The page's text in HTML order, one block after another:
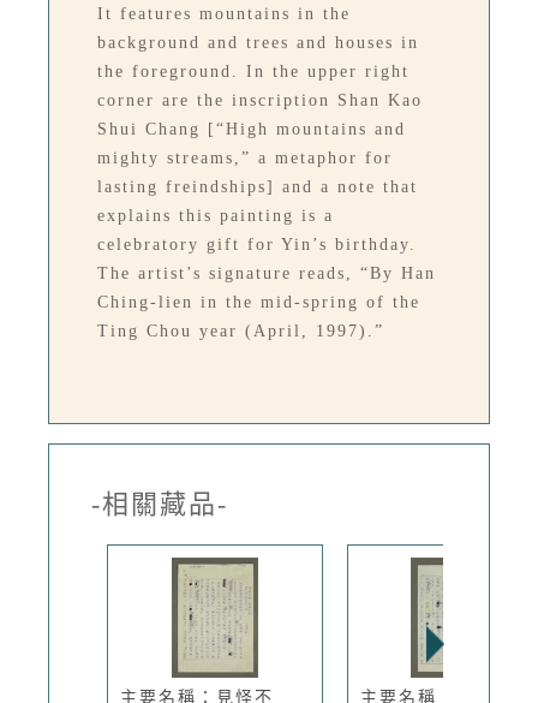
It features mountains in the
background and trees and houses in
the foreground. In the upper right
corner are the inscription Shan Kao
Shui Chang [“High mountains and
mighty streams,” a metaphor for
lasting freindships] and a note that
explains this painting is a
celebratory gift for Yin’s birthday.
The artist’s signature reads, “By Han
Ching-lien in the mid-spring of the
Ting Chou year (April, 1997).”
-相關藏品-
主要名稱：見怪不 主要名稱：從「情人